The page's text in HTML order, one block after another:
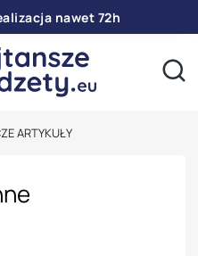
nawet 72h
ARTYKUŁY